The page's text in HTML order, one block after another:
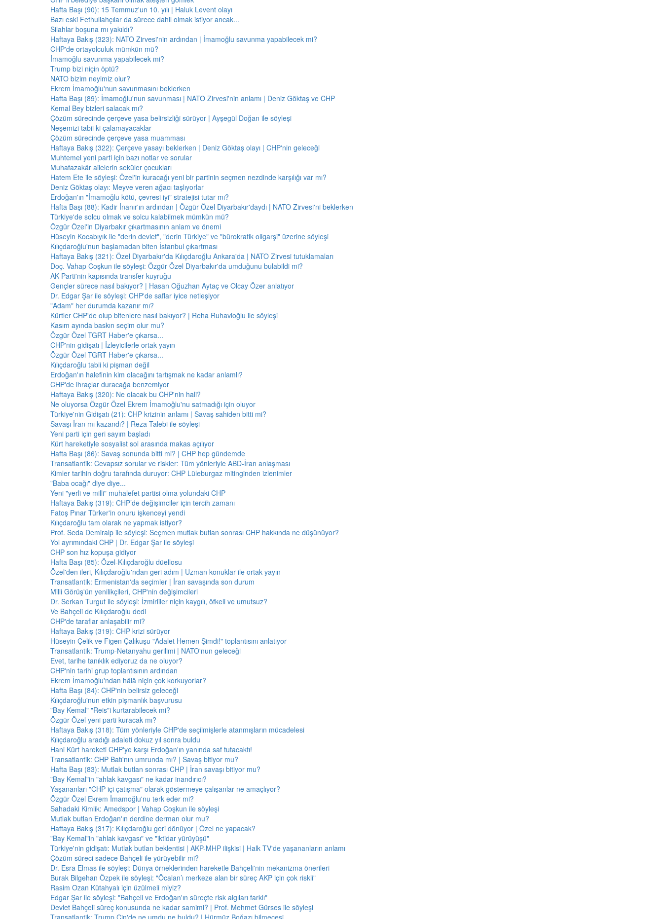
Hafta Başı (90): 15 Temmuz'un 10. yılı | Haluk Levent olayı
Bazı eski Fethullahçılar da sürece dahil olmak istiyor ancak...
Silahlar boşuna mı yakıldı?
Haftaya Bakış (323): NATO Zirvesi'nin ardından | İmamoğlu savunma yapabilecek mi?
CHP'de ortayolculuk mümkün mü?
İmamoğlu savunma yapabilecek mi?
Trump bizi niçin öptü?
NATO bizim neyimiz olur?
Ekrem İmamoğlu'nun savunmasını beklerken
Hafta Başı (89): İmamoğlu'nun savunması | NATO Zirvesi'nin anlamı | Deniz Göktaş ve CHP
Kemal Bey bizleri salacak mı?
Çözüm sürecinde çerçeve yasa belirsizliği sürüyor | Ayşegül Doğan ile söyleşi
Neşemizi tabii ki çalamayacaklar
Çözüm sürecinde çerçeve yasa muamması
Haftaya Bakış (322): Çerçeve yasayı beklerken | Deniz Göktaş olayı | CHP'nin geleceği
Muhtemel yeni parti için bazı notlar ve sorular
Muhafazakâr ailelerin seküler çocukları
Hatem Ete ile söyleşi: Özel'in kuracağı yeni bir partinin seçmen nezdinde karşılığı var mı?
Deniz Göktaş olayı: Meyve veren ağacı taşlıyorlar
Erdoğan'ın "İmamoğlu kötü, çevresi iyi" stratejisi tutar mı?
Hafta Başı (88): Kadir İnanır'ın ardından | Özgür Özel Diyarbakır'daydı | NATO Zirvesi'ni beklerken
Türkiye'de solcu olmak ve solcu kalabilmek mümkün mü?
Özgür Özel'in Diyarbakır çıkartmasının anlam ve önemi
Hüseyin Kocabıyık ile "derin devlet", "derin Türkiye" ve "bürokratik oligarşi" üzerine söyleşi
Kılıçdaroğlu'nun başlamadan biten İstanbul çıkartması
Haftaya Bakış (321): Özel Diyarbakır'da Kılıçdaroğlu Ankara'da | NATO Zirvesi tutuklamaları
Doç. Vahap Coşkun ile söyleşi: Özgür Özel Diyarbakır'da umduğunu bulabildi mi?
AK Parti'nin kapısında transfer kuyruğu
Gençler sürece nasıl bakıyor? | Hasan Oğuzhan Aytaç ve Olcay Özer anlatıyor
Dr. Edgar Şar ile söyleşi: CHP'de saflar iyice netleşiyor
"Adam" her durumda kazanır mı?
Kürtler CHP'de olup bitenlere nasıl bakıyor? | Reha Ruhavioğlu ile söyleşi
Kasım ayında baskın seçim olur mu?
Özgür Özel TGRT Haber'e çıkarsa...
CHP'nin gidişatı | İzleyicilerle ortak yayın
Özgür Özel TGRT Haber'e çıkarsa...
Kılıçdaroğlu tabii ki pişman değil
Erdoğan'ın halefinin kim olacağını tartışmak ne kadar anlamlı?
CHP'de ihraçlar duracağa benzemiyor
Haftaya Bakış (320): Ne olacak bu CHP'nin hali?
Ne oluyorsa Özgür Özel Ekrem İmamoğlu'nu satmadığı için oluyor
Türkiye'nin Gidişatı (21): CHP krizinin anlamı | Savaş sahiden bitti mi?
Savaşı İran mı kazandı? | Reza Talebi ile söyleşi
Yeni parti için geri sayım başladı
Kürt hareketiyle sosyalist sol arasında makas açılıyor
Hafta Başı (86): Savaş sonunda bitti mi? | CHP hep gündemde
Transatlantik: Cevapsız sorular ve riskler: Tüm yönleriyle ABD-İran anlaşması
Kimler tarihin doğru tarafında duruyor: CHP Lüleburgaz mitinginden izlenimler
"Baba ocağı" diye diye...
Yeni "yerli ve milli" muhalefet partisi olma yolundaki CHP
Haftaya Bakış (319): CHP’de değişimciler için tercih zamanı
Fatoş Pınar Türker'in onuru işkenceyi yendi
Kılıçdaroğlu tam olarak ne yapmak istiyor?
Prof. Seda Demiralp ile söyleşi: Seçmen mutlak butlan sonrası CHP hakkında ne düşünüyor?
Yol ayrımındaki CHP | Dr. Edgar Şar ile söyleşi
CHP son hız kopuşa gidiyor
Hafta Başı (85): Özel-Kılıçdaroğlu düellosu
Özel'den ileri, Kılıçdaroğlu'ndan geri adım | Uzman konuklar ile ortak yayın
Transatlantik: Ermenistan'da seçimler | İran savaşında son durum
Milli Görüş'ün yenilikçileri, CHP'nin değişimcileri
Dr. Serkan Turgut ile söyleşi: İzmirliler niçin kaygılı, öfkeli ve umutsuz?
Ve Bahçeli de Kılıçdaroğlu dedi
CHP'de taraflar anlaşabilir mi?
Haftaya Bakış (319): CHP krizi sürüyor
Hüseyin Çelik ve Figen Çalıkuşu "Adalet Hemen Şimdi!" toplantısını anlatıyor
Transatlantik: Trump-Netanyahu gerilimi | NATO'nun geleceği
Evet, tarihe tanıklık ediyoruz da ne oluyor?
CHP'nin tarihi grup toplantısının ardından
Ekrem İmamoğlu'ndan hâlâ niçin çok korkuyorlar?
Hafta Başı (84): CHP'nin belirsiz geleceği
Kılıçdaroğlu'nun etkin pişmanlık başvurusu
"Bay Kemal" "Reis"i kurtarabilecek mi?
Özgür Özel yeni parti kuracak mı?
Haftaya Bakış (318): Tüm yönleriyle CHP'de seçilmişlerle atanmışların mücadelesi
Kılıçdaroğlu aradığı adaleti dokuz yıl sonra buldu
Hani Kürt hareketi CHP'ye karşı Erdoğan'ın yanında saf tutacaktı!
Transatlantik: CHP Batı'nın umrunda mı? | Savaş bitiyor mu?
Hafta Başı (83): Mutlak butlan sonrası CHP | İran savaşı bitiyor mu?
"Bay Kemal"in "ahlak kavgası" ne kadar inandırıcı?
Yaşananları "CHP içi çatışma" olarak göstermeye çalışanlar ne amaçlıyor?
Özgür Özel Ekrem İmamoğlu'nu terk eder mi?
Sahadaki Kimlik: Amedspor | Vahap Coşkun ile söyleşi
Mutlak butlan Erdoğan'ın derdine derman olur mu?
Haftaya Bakış (317): Kılıçdaroğlu geri dönüyor | Özel ne yapacak?
"Bay Kemal"in "ahlak kavgası" ve "iktidar yürüyüşü"
Türkiye'nin gidişatı: Mutlak butlan beklentisi | AKP-MHP ilişkisi | Halk TV'de yaşananların anlamı
Çözüm süreci sadece Bahçeli ile yürüyebilir mi?
Dr. Esra Elmas ile söyleşi: Dünya örneklerinden hareketle Bahçeli'nin mekanizma önerileri
Burak Bilgehan Özpek ile söyleşi: "Öcalan’ı merkeze alan bir süreç AKP için çok riskli"
Rasim Ozan Kütahyalı için üzülmeli miyiz?
Edgar Şar ile söyleşi: "Bahçeli ve Erdoğan'ın süreçte risk algıları farklı"
Devlet Bahçeli süreç konusunda ne kadar samimi? | Prof. Mehmet Gürses ile söyleşi
Transatlantik: Trump Çin'de ne umdu ne buldu? | Hürmüz Boğazı bilmecesi